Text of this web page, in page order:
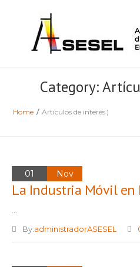
Category:
Home / Artículos de interés )
01 Nov
La Industria Móvil en
By:administradorASESEL